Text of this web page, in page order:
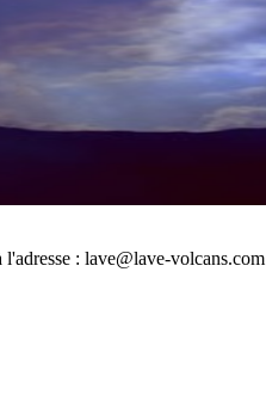
: lave@lave-volcans.com